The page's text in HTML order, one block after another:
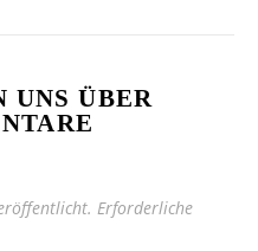
UNS ÜBER
Erforderliche